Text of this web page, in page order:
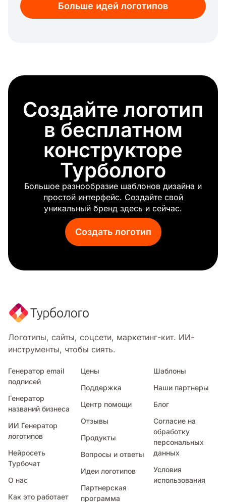
Ремоделирование
Кровля
Строительные материалы
Кран
Больше идей логотипов
Создайте логотип
в бесплатном
конструкторе
Турболого
Большое разнообразие шаблонов дизайна и
простой интерфейс. Создайте свой
уникальный бренд здесь и сейчас.
Создать логотип
Логотипы, сайты, соцсети, маркетинг-кит. ИИ-
инструменты, чтобы сиять.
Генератор email
подписей
Генератор
названий бизнеса
ИИ Генератор
логотипов
Нейросеть
Турбочат
О нас
Как это работает
Цены
Поддержка
Центр помощи
Отзывы
Продукты
Вопросы и ответы
Идеи логотипов
Партнерская
программа
Шаблоны
Наши партнеры
Блог
Согласие на
обработку
персональных
данных
Условия
использования